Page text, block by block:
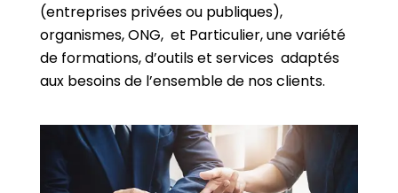
(entreprises privées ou publiques),
organismes, ONG, et Particulier, une variété
de formations, d’outils et services adaptés
aux besoins de l’ensemble de nos clients.